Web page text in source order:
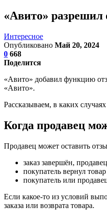
«Авито» разрешил
Интересное
Опубликовано Май 20, 2024
0 668
Поделится
«Авито» добавил функцию
«Авито».
Рассказываем, в каких
Когда продавец
Продавец может оставить
заказ завершён,
покупатель вернул
покупатель или
Если какое-то из условий
заказа или возврата товара.